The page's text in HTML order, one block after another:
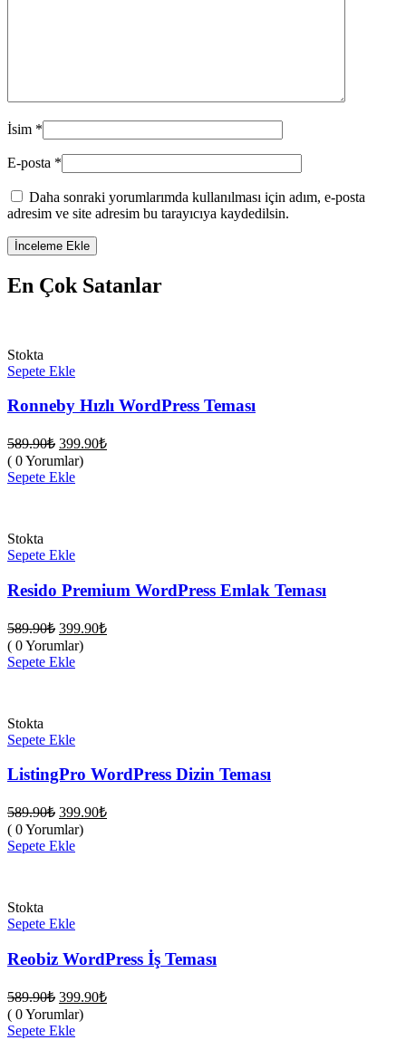
İsim *
E-posta *
Daha sonraki yorumlarımda kullanılması için adım, e-posta
adresim ve site adresim bu tarayıcıya kaydedilsin.
En Çok Satanlar
Stokta
Sepete Ekle
Ronneby Hızlı WordPress Teması
589.90₺ Orijinal
fiyat:
589.90₺.
399.90₺Şu
( 0 Yorumlar)
Sepete Ekle
Stokta
Sepete Ekle
Resido Premium WordPress Emlak Teması
589.90₺ Orijinal
fiyat:
589.90₺.
399.90₺Şu
( 0 Yorumlar)
Sepete Ekle
Stokta
Sepete Ekle
ListingPro WordPress Dizin Teması
589.90₺ Orijinal
fiyat:
589.90₺.
399.90₺Şu
( 0 Yorumlar)
Sepete Ekle
Stokta
Sepete Ekle
Reobiz WordPress İş Teması
589.90₺ Orijinal
fiyat:
589.90₺.
399.90₺Şu
( 0 Yorumlar)
Sepete Ekle